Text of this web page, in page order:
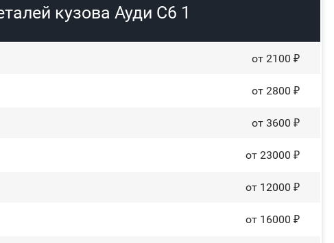
кузова Ауди С6 1
от 2100 ₽
от 2800 ₽
от 3600 ₽
от 23000 ₽
от 12000 ₽
от 16000 ₽